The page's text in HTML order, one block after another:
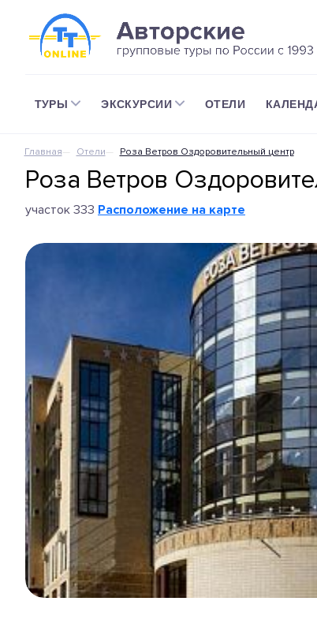
ТУРЫ ЭКСКУРСИИ ОТЕЛИ
Главная Отели Роза Ветров Оздоровительный центр
Роза Ветров
участок 333 Расположение на карте